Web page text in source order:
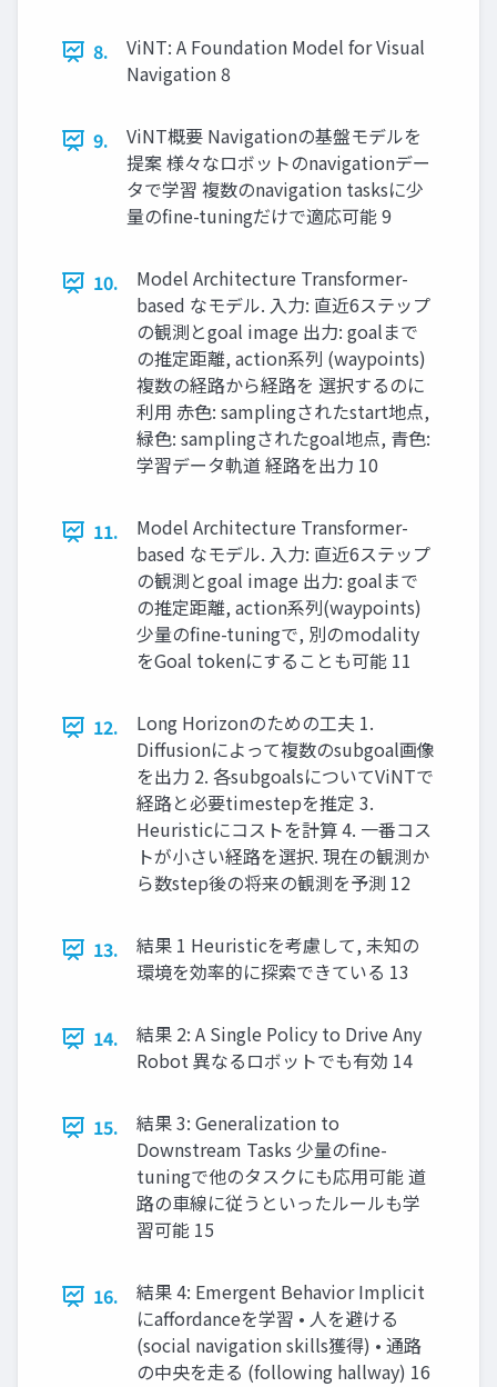
8.
ViNT: A Foundation Model for Visual
Navigation 8
9.
ViNT概要 Navigationの基盤モデルを
提案 様々なロボットのnavigationデー
タで学習 複数のnavigation tasksに少
量のfine-tuningだけで適応可能 9
10.
Model Architecture Transformer-
based なモデル. 入力: 直近6ステップ
の観測とgoal image 出力: goalまで
の推定距離, action系列 (waypoints)
複数の経路から経路を 選択するのに
利用 赤色: samplingされたstart地点,
緑色: samplingされたgoal地点, 青色:
学習データ軌道 経路を出力 10
11.
Model Architecture Transformer-
based なモデル. 入力: 直近6ステップ
の観測とgoal image 出力: goalまで
の推定距離, action系列(waypoints)
少量のfine-tuningで, 別のmodality
をGoal tokenにすることも可能 11
12.
Long Horizonのための⼯夫 1.
Diffusionによって複数のsubgoal画像
を出⼒ 2. 各subgoalsについてViNTで
経路と必要timestepを推定 3.
Heuristicにコストを計算 4. ⼀番コス
トが⼩さい経路を選択. 現在の観測か
ら数step後の将来の観測を予測 12
13.
結果 1 Heuristicを考慮して, 未知の
環境を効率的に探索できている 13
14.
結果 2: A Single Policy to Drive Any
Robot 異なるロボットでも有効 14
15.
結果 3: Generalization to
Downstream Tasks 少量のfine-
tuningで他のタスクにも応⽤可能 道
路の⾞線に従うといったルールも学
習可能 15
16.
結果 4: Emergent Behavior Implicit
にaffordanceを学習 • ⼈を避ける
(social navigation skills獲得) • 通路
の中央を⾛る (following hallway) 16